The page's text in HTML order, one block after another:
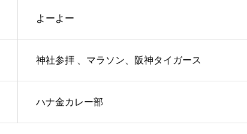
よーよー
神社参拝 、マラソン、阪神タイガース
ハナ金カレー部